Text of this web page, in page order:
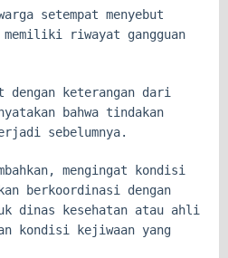
setempat menyebut
memiliki riwayat gangguan
keterangan dari
bahwa tindakan
sebelumnya.
mengingat kondisi
berkoordinasi dengan
dinas kesehatan atau ahli
kondisi kejiwaan yang